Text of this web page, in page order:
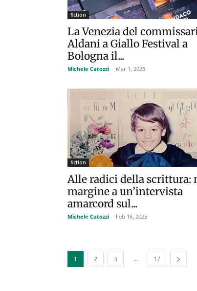
fiction
La Venezia del
Aldani a Giallo Festival a
Bologna il...
Michele Catozzi - Mar 1, 2025
fiction
Alle radici della scrittura:
margine a un’intervista
amarcord sul...
Michele Catozzi - Feb 16, 2025
1 2 3 ... 17